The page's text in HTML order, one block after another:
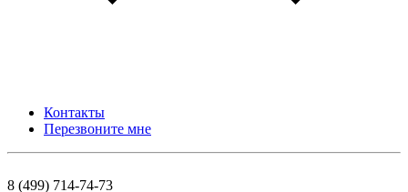
Контакты
Перезвоните мне
8 (499) 714-74-73